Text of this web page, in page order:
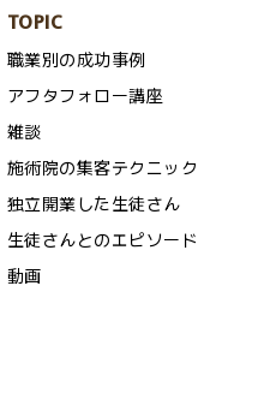
TOPIC
職業別の成功事例
アフタフォロー講座
雑談
施術院の集客テクニック
独立開業した生徒さん
生徒さんとのエピソード
動画